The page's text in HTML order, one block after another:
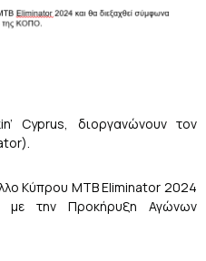
Cyprus, διοργανώνουν τον
Κύπρου ΜΤΒ Eliminator 2024
με την Προκήρυξη Αγώνων